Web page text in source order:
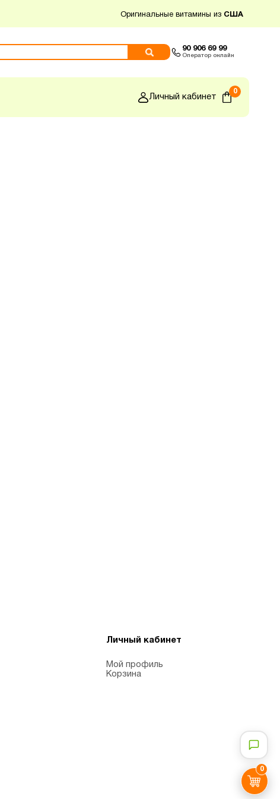
Оригинальные витамины из США
90 906 69 99
Оператор онлайн
Личный кабинет
0
0
Личный кабинет
Мой профиль
Корзина